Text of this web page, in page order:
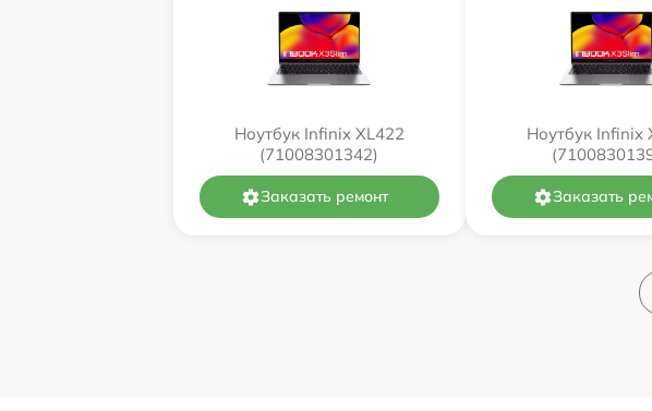
Ноутбук Infinix XL422
(71008301342)
Заказать ремонт
Ноутбук Infinix
Заказать